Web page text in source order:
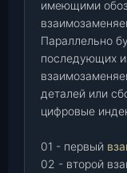
имеющими
Параллельно
последующих
деталей или
цифровые
01 - первый
02 - второй